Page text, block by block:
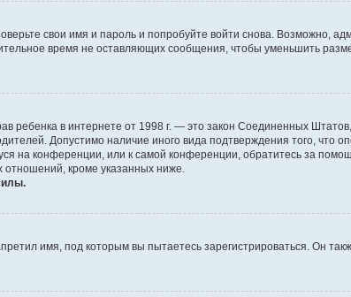
свои имя и пароль и попробуйте войти снова. Возможно,
время не оставляющих сообщения, чтобы уменьшить
ребенка в интернете от 1998 г. — это закон Соединенных
Допустимо наличие иного вида подтверждения того,
на конференции, или к самой конференции, обратитесь за
кроме указанных ниже.
имя, под которым вы пытаетесь зарегистрироваться. Он